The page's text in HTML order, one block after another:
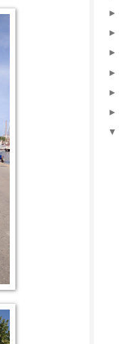
►
►
►
►
►
►
▼